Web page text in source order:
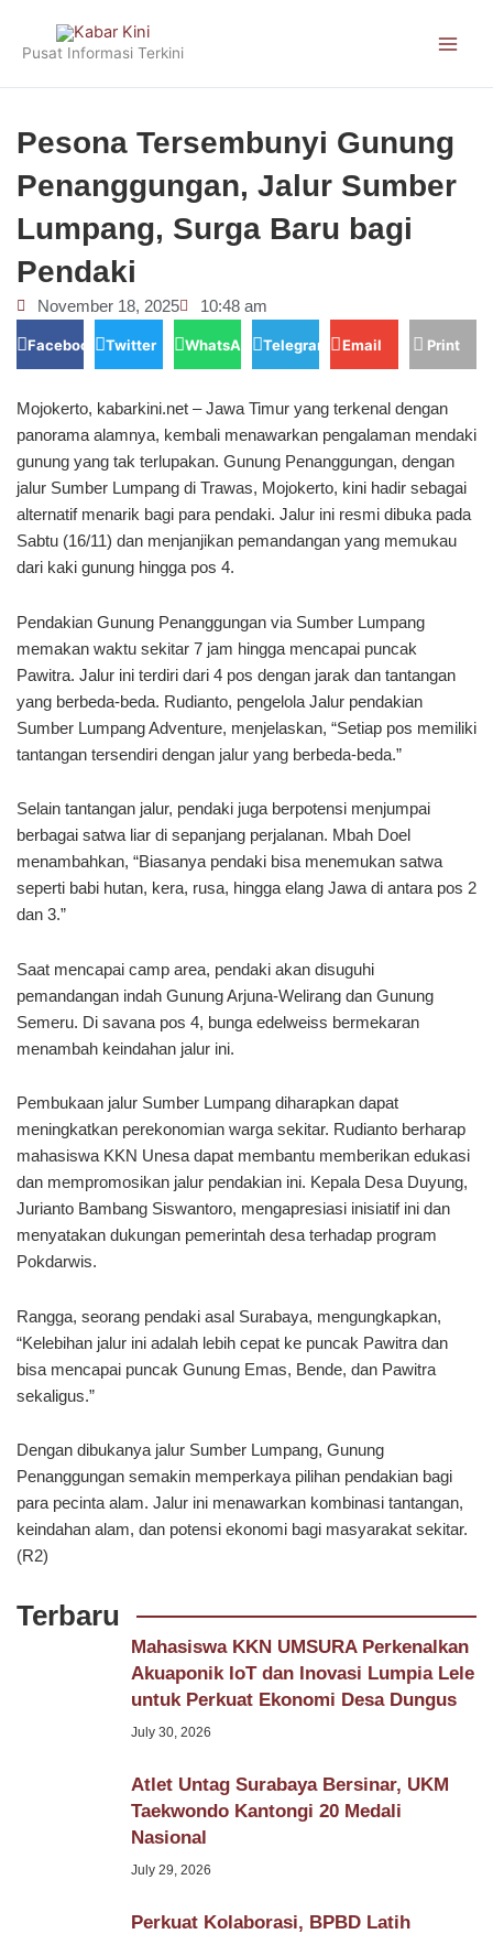
content
Pusat Informasi Terkini
Pesona Tersembunyi Gunung
Penanggungan, Jalur Sumber
Lumpang, Surga Baru bagi
Pendaki
November 18, 2025 10:48 am
Facebook Twitter WhatsApp Telegram Email Print
Mojokerto, kabarkini.net – Jawa Timur yang terkenal dengan
panorama alamnya, kembali menawarkan pengalaman mendaki
gunung yang tak terlupakan. Gunung Penanggungan, dengan
jalur Sumber Lumpang di Trawas, Mojokerto, kini hadir sebagai
alternatif menarik bagi para pendaki. Jalur ini resmi dibuka pada
Sabtu (16/11) dan menjanjikan pemandangan yang memukau
dari kaki gunung hingga pos 4.
Pendakian Gunung Penanggungan via Sumber Lumpang
memakan waktu sekitar 7 jam hingga mencapai puncak
Pawitra. Jalur ini terdiri dari 4 pos dengan jarak dan tantangan
yang berbeda-beda. Rudianto, pengelola Jalur pendakian
Sumber Lumpang Adventure, menjelaskan, “Setiap pos memiliki
tantangan tersendiri dengan jalur yang berbeda-beda.”
Selain tantangan jalur, pendaki juga berpotensi menjumpai
berbagai satwa liar di sepanjang perjalanan. Mbah Doel
menambahkan, “Biasanya pendaki bisa menemukan satwa
seperti babi hutan, kera, rusa, hingga elang Jawa di antara pos 2
dan 3.”
Saat mencapai camp area, pendaki akan disuguhi
pemandangan indah Gunung Arjuna-Welirang dan Gunung
Semeru. Di savana pos 4, bunga edelweiss bermekaran
menambah keindahan jalur ini.
Pembukaan jalur Sumber Lumpang diharapkan dapat
meningkatkan perekonomian warga sekitar. Rudianto berharap
mahasiswa KKN Unesa dapat membantu memberikan edukasi
dan mempromosikan jalur pendakian ini. Kepala Desa Duyung,
Jurianto Bambang Siswantoro, mengapresiasi inisiatif ini dan
menyatakan dukungan pemerintah desa terhadap program
Pokdarwis.
Rangga, seorang pendaki asal Surabaya, mengungkapkan,
“Kelebihan jalur ini adalah lebih cepat ke puncak Pawitra dan
bisa mencapai puncak Gunung Emas, Bende, dan Pawitra
sekaligus.”
Dengan dibukanya jalur Sumber Lumpang, Gunung
Penanggungan semakin memperkaya pilihan pendakian bagi
para pecinta alam. Jalur ini menawarkan kombinasi tantangan,
keindahan alam, dan potensi ekonomi bagi masyarakat sekitar.
(R2)
Terbaru
Mahasiswa KKN UMSURA Perkenalkan
Akuaponik IoT dan Inovasi Lumpia Lele
untuk Perkuat Ekonomi Desa Dungus
July 30, 2026
Atlet Untag Surabaya Bersinar, UKM
Taekwondo Kantongi 20 Medali
Nasional
July 29, 2026
Perkuat Kolaborasi, BPBD Latih